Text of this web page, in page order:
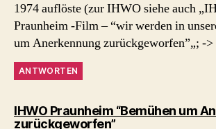
1974 auflöste (zur IHWO siehe auch
Praunheim -Film – “wir werden in
um Anerkennung zurückgeworfen”„;
ANTWORTEN
IHWO Praunheim “Bemühen um
zurückgeworfen”sagt: